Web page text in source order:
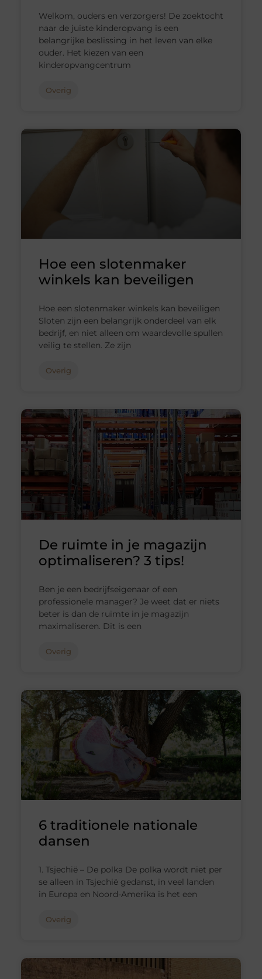
Welkom, ouders en verzorgers! De zoektocht
naar de juiste kinderopvang is een
belangrijke beslissing in het leven van elke
ouder. Het kiezen van een
kinderopvangcentrum
Overig
Hoe een slotenmaker
winkels kan beveiligen
Hoe een slotenmaker winkels kan beveiligen
Sloten zijn een belangrijk onderdeel van elk
bedrijf, en niet alleen om waardevolle spullen
veilig te stellen. Ze zijn
Overig
De ruimte in je magazijn
optimaliseren? 3 tips!
Ben je een bedrijfseigenaar of een
professionele manager? Je weet dat er niets
beter is dan de ruimte in je magazijn
maximaliseren. Dit is een
Overig
6 traditionele nationale
dansen
1. Tsjechië – De polka De polka wordt niet per
se alleen in Tsjechië gedanst, in veel landen
in Europa en Noord-Amerika is het een
Overig